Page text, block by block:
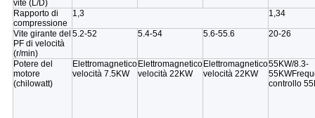
vite (L/D)
Rapporto di
compressione
1,3 1,34
Vite girante del
PF di velocità
(r/min)
5.2-52 5.4-54 5.6-55.6 20-26
Potere del
motore
(chilowatt)
Elettromagnetico
velocità 7.5KW
Elettromagnetico
velocità 22KW
Elettromagnetico
velocità 22KW
55KW/8.3-
controllo